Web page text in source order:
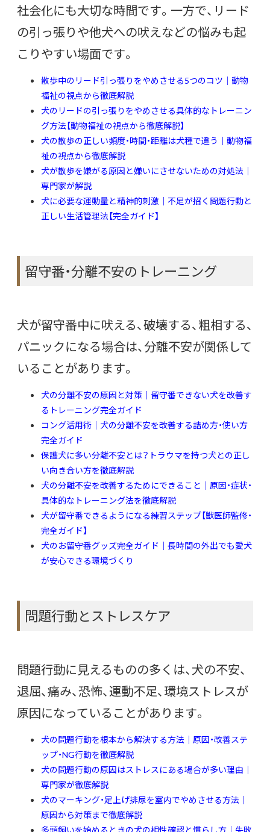
社会化にも大切な時間です。一方で、リード
の引っ張りや他犬への吠えなどの悩みも起
こりやすい場面です。
散歩中のリード引っ張りをやめさせる5つのコツ｜動物
福祉の視点から徹底解説
犬のリードの引っ張りをやめさせる具体的なトレーニン
グ方法【動物福祉の視点から徹底解説】
犬の散歩の正しい頻度・時間・距離は犬種で違う｜動物福
祉の視点から徹底解説
犬が散歩を嫌がる原因と嫌いにさせないための対処法｜
専門家が解説
犬に必要な運動量と精神的刺激｜不足が招く問題行動と
正しい生活管理法【完全ガイド】
留守番・分離不安のトレーニング
犬が留守番中に吠える、破壊する、粗相する、
パニックになる場合は、分離不安が関係して
いることがあります。
犬の分離不安の原因と対策｜留守番できない犬を改善す
るトレーニング完全ガイド
コング活用術｜犬の分離不安を改善する詰め方・使い方
完全ガイド
保護犬に多い分離不安とは？トラウマを持つ犬との正し
い向き合い方を徹底解説
犬の分離不安を改善するためにできること｜原因・症状・
具体的なトレーニング法を徹底解説
犬が留守番できるようになる練習ステップ【獣医師監修・
完全ガイド】
犬のお留守番グッズ完全ガイド｜長時間の外出でも愛犬
が安心できる環境づくり
問題行動とストレスケア
問題行動に見えるものの多くは、犬の不安、
退屈、痛み、恐怖、運動不足、環境ストレスが
原因になっていることがあります。
犬の問題行動を根本から解決する方法｜原因・改善ステ
ップ・NG行動を徹底解説
犬の問題行動の原因はストレスにある場合が多い理由｜
専門家が徹底解説
犬のマーキング・足上げ排尿を室内でやめさせる方法｜
原因から対策まで徹底解説
多頭飼いを始めるときの犬の相性確認と慣らし方｜失敗